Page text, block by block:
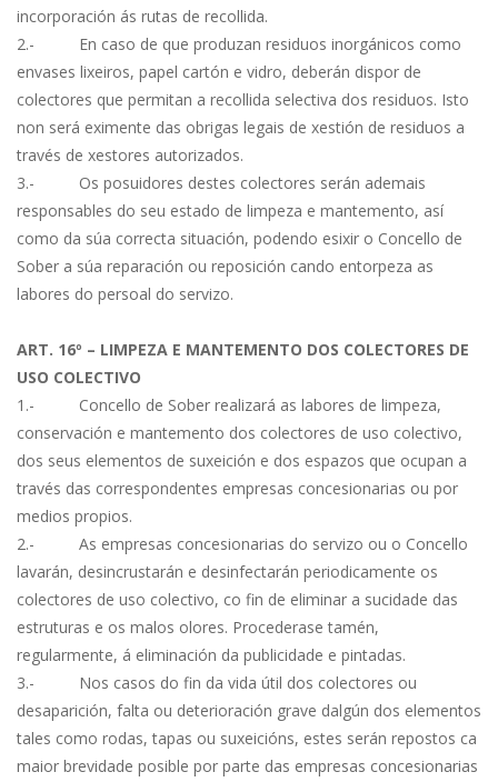
incorporación ás rutas de recollida.
2.- En caso de que produzan residuos inorgánicos como
envases lixeiros, papel cartón e vidro, deberán dispor de
colectores que permitan a recollida selectiva dos residuos. Isto
non será eximente das obrigas legais de xestión de residuos a
través de xestores autorizados.
3.- Os posuidores destes colectores serán ademais
responsables do seu estado de limpeza e mantemento, así
como da súa correcta situación, podendo esixir o Concello de
Sober a súa reparación ou reposición cando entorpeza as
labores do persoal do servizo.
ART. 16º – LIMPEZA E MANTEMENTO DOS COLECTORES DE
USO COLECTIVO
1.- Concello de Sober realizará as labores de limpeza,
conservación e mantemento dos colectores de uso colectivo,
dos seus elementos de suxeición e dos espazos que ocupan a
través das correspondentes empresas concesionarias ou por
medios propios.
2.- As empresas concesionarias do servizo ou o Concello
lavarán, desincrustarán e desinfectarán periodicamente os
colectores de uso colectivo, co fin de eliminar a sucidade das
estruturas e os malos olores. Procederase tamén,
regularmente, á eliminación da publicidade e pintadas.
3.- Nos casos do fin da vida útil dos colectores ou
desaparición, falta ou deterioración grave dalgún dos elementos
tales como rodas, tapas ou suxeicións, estes serán repostos ca
maior brevidade posible por parte das empresas concesionarias